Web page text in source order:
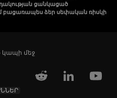
ցանկացած
բացառապես ձեր սեփական ռիսկի
կապի մեջ